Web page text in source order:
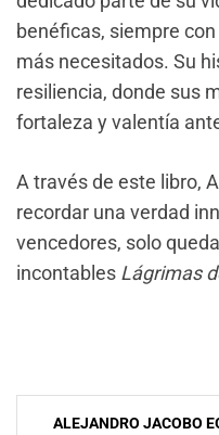
benéficas, siempre
más necesitados. Su
resiliencia, donde sus
fortaleza y valentía
A través de este libro,
recordar una verdad
vencedores, solo
incontables Lágrimas
Navegación
ALEJANDRO JACOBO